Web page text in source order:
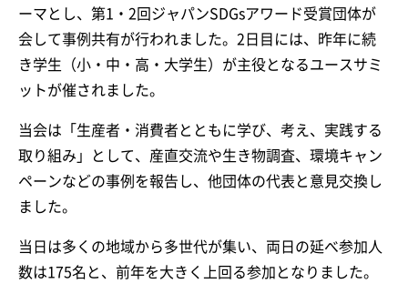
ーマとし、第1・2回ジャパンSDGsアワード受賞団体が
会して事例共有が行われました。2日目には、昨年に続
き学生（小・中・高・大学生）が主役となるユースサミ
ットが催されました。
当会は「生産者・消費者とともに学び、考え、実践する
取り組み」として、産直交流や生き物調査、環境キャン
ペーンなどの事例を報告し、他団体の代表と意見交換し
ました。
当日は多くの地域から多世代が集い、両日の延べ参加人
数は175名と、前年を大きく上回る参加となりました。